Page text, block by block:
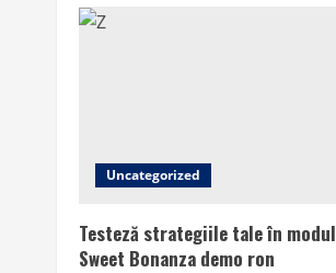
Uncategorized
Testeză strategiile tale în modul
Sweet Bonanza demo ron